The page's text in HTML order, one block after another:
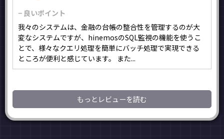
− 良いポイント
我々のシステムは、金融の台帳の整合性を管理するのが大
変なシステムですが、hinemosのSQL監視の機能を使うこ
とで、様々なクエリ処理を簡単にバッチ処理で実現できる
ところが便利と感じています。 また...
もっとレビューを読む